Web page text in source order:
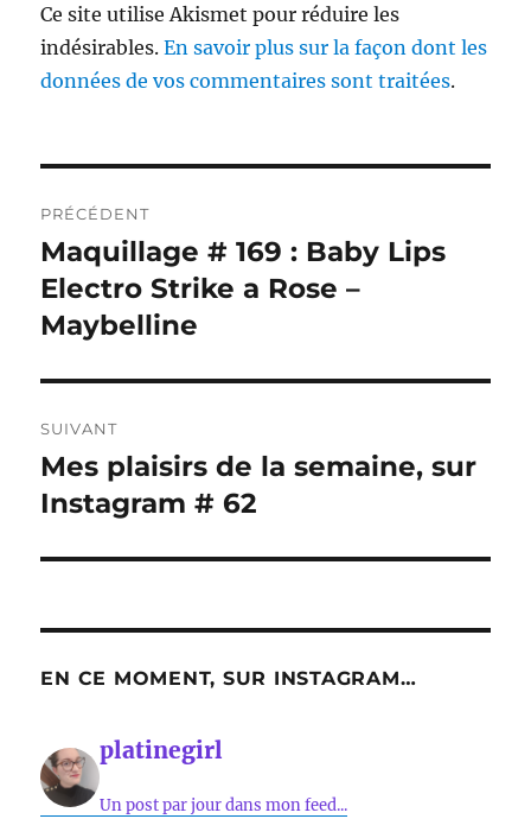
Ce site utilise Akismet pour réduire les
indésirables.En savoir plus sur la façon dont les
données de vos commentaires sont traitées.
de
l’article
PRÉCÉDENT
Publication
précédente :
Maquillage # 169 : Baby Lips
Electro Strike a Rose –
Maybelline
SUIVANT
Publication
suivante :
Mes plaisirs de la semaine, sur
Instagram # 62
EN CE MOMENT, SUR INSTAGRAM…
platinegirl
Un post par jour dans mon feed...